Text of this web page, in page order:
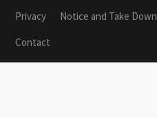
Privacy
Notice and Take Down
Contact